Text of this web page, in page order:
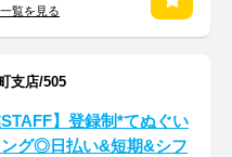
覧を見る
支店/505
STAFF】登録制*てぬぐい
グ◎日払い&短期&シフ